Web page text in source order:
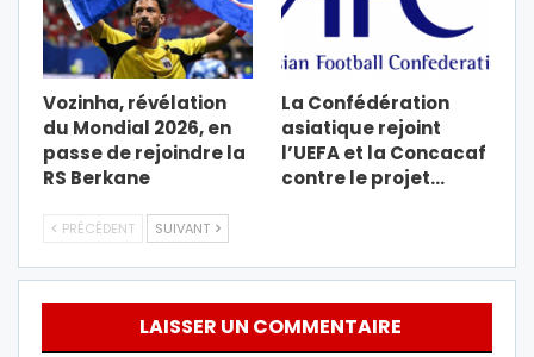
Vozinha, révélation
du Mondial 2026, en
passe de rejoindre la
RS Berkane
La Confédération
asiatique rejoint
l’UEFA et la Concacaf
contre le projet…
PRÉCÉDENT SUIVANT
LAISSER UN COMMENTAIRE